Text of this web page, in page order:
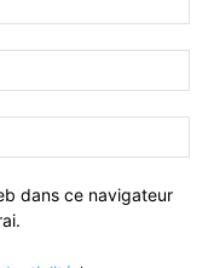
dans ce navigateur